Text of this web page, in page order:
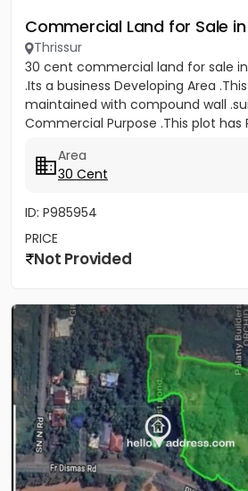
Commercial Land for Sale
Thrissur
30 cent commercial land for sale
.Its a business Developing Area
maintained with compound wall
Commercial Purpose .This plot has
Area
30 Cent
ID: P985954
PRICE
Not Provided